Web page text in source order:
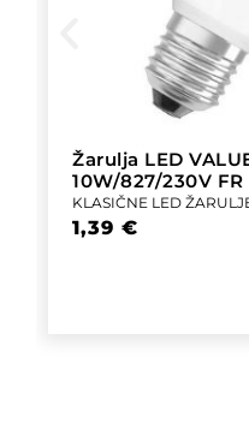
Žarulja LED
10W/827/230V FR
KLASIČNE LED
1,39 €